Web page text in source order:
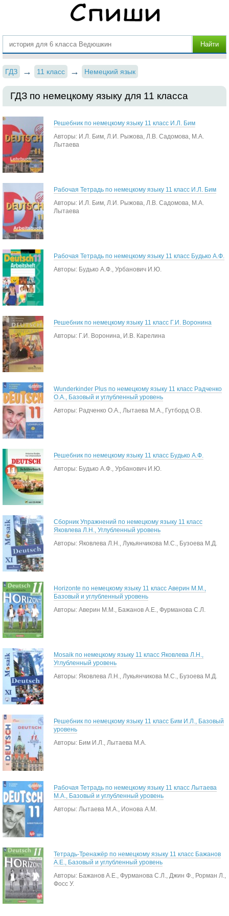
ГДЗ 11 класс Немецкий язык
ГДЗ по немецкому языку для 11 класса
Решебник по немецкому языку 11 класс И.Л. Бим
Авторы: И.Л. Бим, Л.И. Рыжова, Л.В. Садомова, М.А.
Лытаева
Рабочая Тетрадь по немецкому языку 11 класс И.Л. Бим
Авторы: И.Л. Бим, Л.И. Рыжова, Л.В. Садомова, М.А.
Лытаева
Рабочая Тетрадь по немецкому языку 11 класс Будько А.Ф.
Авторы: Будько А.Ф., Урбанович И.Ю.
Решебник по немецкому языку 11 класс Г.И. Воронина
Авторы: Г.И. Воронина, И.В. Карелина
Wunderkinder Plus по немецкому языку 11 класс Радченко
О.А., Базовый и углубленный уровень
Авторы: Радченко О.А., Лытаева М.А., Гутборд О.В.
Решебник по немецкому языку 11 класс Будько А.Ф.
Авторы: Будько А.Ф., Урбанович И.Ю.
Сборник Упражнений по немецкому языку 11 класс
Яковлева Л.Н., Углубленный уровень
Авторы: Яковлева Л.Н., Лукьянчикова М.С., Бузоева М.Д.
Horizonte по немецкому языку 11 класс Аверин М.М.,
Базовый и углубленный уровень
Авторы: Аверин М.М., Бажанов А.Е., Фурманова С.Л.
Mosaik по немецкому языку 11 класс Яковлева Л.Н.,
Углубленный уровень
Авторы: Яковлева Л.Н., Лукьянчикова М.С., Бузоева М.Д.
Решебник по немецкому языку 11 класс Бим И.Л., Базовый
уровень
Авторы: Бим И.Л., Лытаева М.А.
Рабочая Тетрадь по немецкому языку 11 класс Лытаева
М.А., Базовый и углубленный уровень
Авторы: Лытаева М.А., Ионова А.М.
Тетрадь-Тренажёр по немецкому языку 11 класс Бажанов
А.Е., Базовый и углубленный уровень
Авторы: Бажанов А.Е., Фурманова С.Л., Джин Ф., Рорман Л.,
Фосс У.